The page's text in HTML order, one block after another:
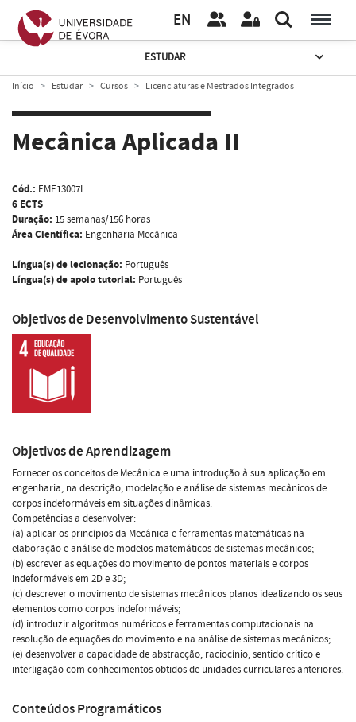
EN
ESTUDAR
Início Estudar Cursos Licenciaturas e Mestrados Integrados
Mecânica Aplicada II
Cód.: EME13007L
6 ECTS
Duração: 15 semanas/156 horas
Área Científica: Engenharia Mecânica
Língua(s) de lecionação: Português
Língua(s) de apoio tutorial: Português
Objetivos de Desenvolvimento Sustentável
Objetivos de Aprendizagem
Fornecer os conceitos de Mecânica e uma introdução à sua aplicação em
engenharia, na descrição, modelação e análise de sistemas mecânicos de
corpos indeformáveis em situações dinâmicas.
Competências a desenvolver:
(a) aplicar os princípios da Mecânica e ferramentas matemáticas na
elaboração e análise de modelos matemáticos de sistemas mecânicos;
(b) escrever as equações do movimento de pontos materiais e corpos
indeformáveis em 2D e 3D;
(c) descrever o movimento de sistemas mecânicos planos idealizando os seus
elementos como corpos indeformáveis;
(d) introduzir algoritmos numéricos e ferramentas computacionais na
resolução de equações do movimento e na análise de sistemas mecânicos;
(e) desenvolver a capacidade de abstracção, raciocínio, sentido crítico e
interligação com conhecimentos obtidos de unidades curriculares anteriores.
Conteúdos Programáticos